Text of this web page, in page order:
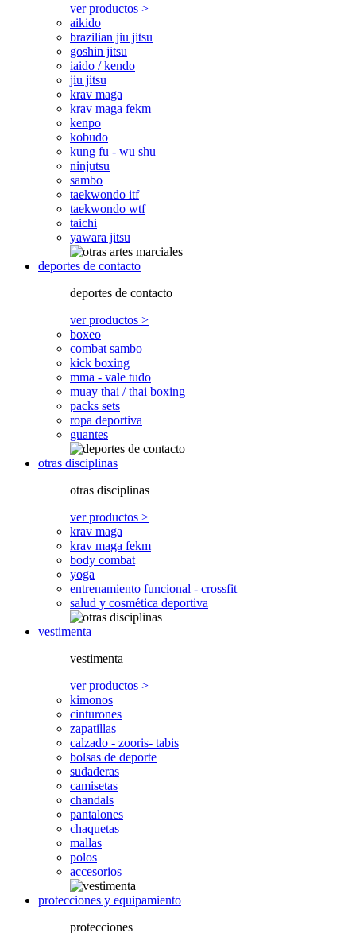
ver productos >
aikido
brazilian jiu jitsu
goshin jitsu
iaido / kendo
jiu jitsu
krav maga
krav maga fekm
kenpo
kobudo
kung fu - wu shu
ninjutsu
sambo
taekwondo itf
taekwondo wtf
taichi
yawara jitsu
deportes de contacto
deportes de contacto
ver productos >
boxeo
combat sambo
kick boxing
mma - vale tudo
muay thai / thai boxing
packs sets
ropa deportiva
guantes
otras disciplinas
otras disciplinas
ver productos >
krav maga
krav maga fekm
body combat
yoga
entrenamiento funcional - crossfit
salud y cosmética deportiva
vestimenta
vestimenta
ver productos >
kimonos
cinturones
zapatillas
calzado - zooris- tabis
bolsas de deporte
sudaderas
camisetas
chandals
pantalones
chaquetas
mallas
polos
accesorios
protecciones y equipamiento
protecciones